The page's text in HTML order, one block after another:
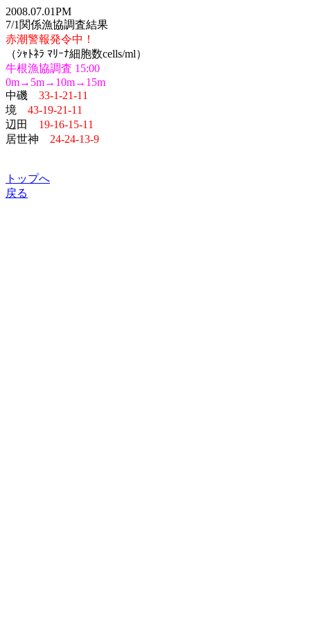
2008.07.01PM
7/1関係漁協調査結果
赤潮警報発令中！
（ｼｬﾄﾈﾗ ﾏﾘｰﾅ細胞数cells/ml）
牛根漁協調査 15:00
0m→5m→10m→15m
中磯 33-1-21-11
境 43-19-21-11
辺田 19-16-15-11
居世神 24-24-13-9
トップへ
戻る